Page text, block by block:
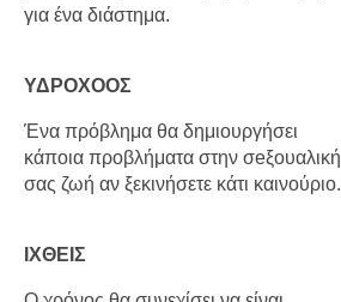
για ένα διάστημα.
ΥΔΡΟΧΟΟΣ
Ένα πρόβλημα θα δημιουργήσει
κάποια προβλήματα στην σeξουαλική
σας ζωή αν ξεκινήσετε κάτι καινούριο.
ΙΧΘΕΙΣ